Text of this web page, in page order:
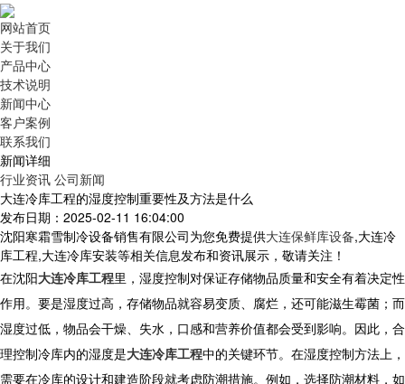
网站首页
关于我们
产品中心
技术说明
新闻中心
客户案例
联系我们
新闻详细
行业资讯 公司新闻
大连冷库工程的湿度控制重要性及方法是什么
发布日期：2025-02-11 16:04:00
沈阳寒霜雪制冷设备销售有限公司为您免费提供大连保鲜库设备,大连冷
库工程,大连冷库安装等相关信息发布和资讯展示，敬请关注！
在沈阳大连冷库工程里，湿度控制对保证存储物品质量和安全有着决定性
作用。要是湿度过高，存储物品就容易变质、腐烂，还可能滋生霉菌；而
湿度过低，物品会干燥、失水，口感和营养价值都会受到影响。因此，合
理控制冷库内的湿度是大连冷库工程中的关键环节。在湿度控制方法上，
需要在冷库的设计和建造阶段就考虑防潮措施。例如，选择防潮材料，如